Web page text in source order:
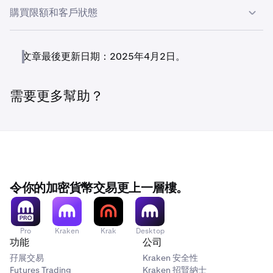
Kraken 還會向已超過建議虧損門檻的客戶發送電郵，我們
我們為加拿大客戶設有獨立的服務條款，以及多項加拿大專
屬的法律披露，可在我們的網站上查閱。客戶還必須在使用
平台前確認我們的平台風險聲明。這些措施是我們致力於為
加拿大用戶提供更高透明度和清晰度的一部分。
購買限額和客戶狀態
買限額。這些淨購買限額適用於購買除 Bitcoin (BTC)、
如果您居住在亞伯達省、卑詩省、緬尼托巴省、魁北克省或
購買限額的限制。
•
如果您符合合資格投資者的資格，您在滾動的12個月期
間的淨購買金額上限為 CAD $100,000。
•
所有其他客戶在滾動的12個月期間的淨購買金額上限為
CAD $30,000。
文章最後更新日期：2025年4月2日。
需要更多幫助？
令你的加密貨幣交易更上一層樓。
Pro Kraken Krak Desktop
功能
孖展交易
Futures Trading
公司
Kraken 安全性
Kraken 招賢納士